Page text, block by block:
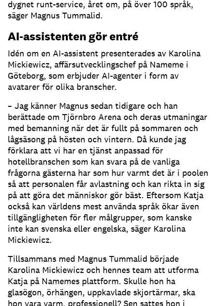
dygnet runt-service, året om, på över 100 språk,
säger Magnus Tummalid.
AI-assistenten gör entré
Idén om en AI-assistent presenterades av Karolina
Mickiewicz, affärsutvecklingschef på Nameme i
Göteborg, som erbjuder AI-agenter i form av
avatarer för olika branscher.
– Jag känner Magnus sedan tidigare och han
berättade om Tjörnbro Arena och deras utmaningar
med bemanning när det är fullt på sommaren och
lågsäsong på hösten och vintern. Då kunde jag
förklara att vi har en tjänst anpassad för
hotellbranschen som kan svara på de vanliga
frågorna gästerna har som hur varmt det är i poolen
så att personalen får avlastning och kan rikta in sig
på att göra det människor gör bäst. Eftersom Katja
också kan världens mest använda språk ökar även
tillgängligheten för fler målgrupper, som kanske
inte kan svenska eller engelska, säger Karolina
Mickiewicz.
Tillsammans med Magnus Tummalid började
Karolina Mickiewicz och hennes team att utforma
Katja på Namemes plattform. Skulle hon ha
glasögon, örhängen, uppkavlade skjortärmar, ska
hon vara varm, professionell? Sen sattes hon i